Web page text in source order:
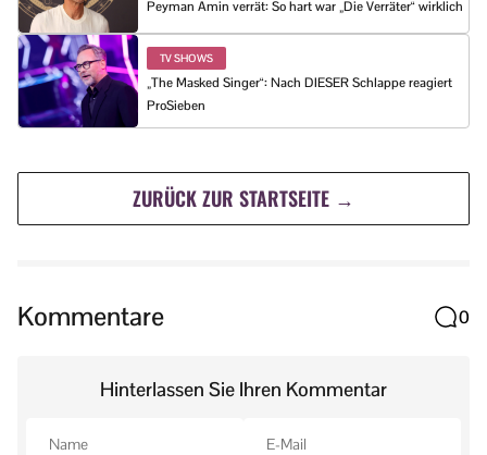
Peyman Amin verrät: So hart war „Die Verräter“ wirklich
TV SHOWS
„The Masked Singer“: Nach DIESER Schlappe reagiert
ProSieben
ZURÜCK ZUR STARTSEITE →
Kommentare 0
Hinterlassen Sie Ihren Kommentar